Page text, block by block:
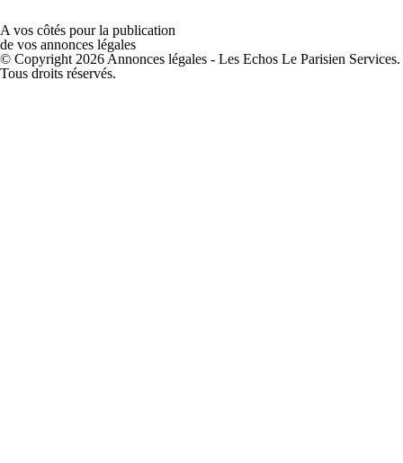
A vos côtés pour la publication
de vos annonces légales
© Copyright 2026 Annonces légales - Les Echos Le Parisien Services.
Tous droits réservés.